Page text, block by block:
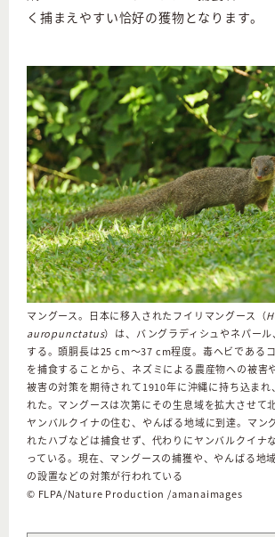
く捕まえやすい恰好の獲物となります。
マングース。日本に移入されたフイリマングース（
auropunctatus）は、バングラディシュやネパー
する。頭胴長は25 cm～37 cm程度。毒ヘビである
を捕食することから、ネズミによる農産物への被害
被害の対策を期待されて1910年に沖縄に持ち込まれ
れた。マングースは次第にその生息域を拡大させて
ヤンバルクイナの住む、やんばる地域に到達。マン
れたハブなどは捕食せず、代わりにヤンバルクイナ
っている。現在、マングースの捕獲や、やんばる地
の設置などの対策が行われている
© FLPA/Nature Production /amanaimages